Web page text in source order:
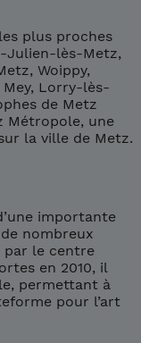
plus proches
Julien-lès-Metz,
Woippy,
Mey, Lorry-lès-
de Metz
Métropole, une
la ville de Metz.
importante
nombreux
par le centre
en 2010, il
permettant à
pour l’art